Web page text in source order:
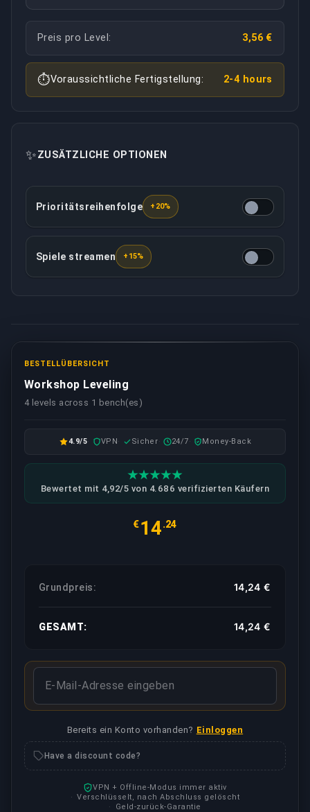
Preis pro Level: 3,56 €
⏱️Voraussichtliche Fertigstellung: 2-4 hours
✨ZUSÄTZLICHE OPTIONEN
Diese Option gewährleistet, dass Ihr Auftrag mit
Prioritätsreihenfolge +20%
Der Ihnen zugewiesene Booster zeichnet alle
Spiele streamen +15%
BESTELLÜBERSICHT
Workshop Leveling
4 levels across 1 bench(es)
4.9/5 VPN Sicher 24/7 Money-Back
Bewertet mit 4,92/5 von 4.686 verifizierten Käufern
€14.24
Grundpreis: 14,24 €
GESAMT: 14,24 €
Bereits ein Konto vorhanden? Einloggen
Have a discount code?
VPN + Offline-Modus immer aktiv
Verschlüsselt, nach Abschluss gelöscht
Geld-zurück-Garantie